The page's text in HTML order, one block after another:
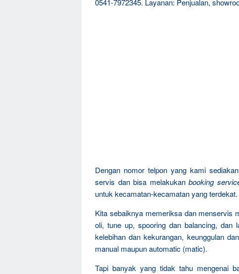
0541-7972345. Layanan: Penjualan,
Dengan nomor telpon yang kami
servis dan bisa melakukanbooking
untuk kecamatan-kecamatan yang terdekat.
Kita sebaiknya memeriksa dan menservis
oli, tune up, spooring dan balancing, dan
kelebihan dan kekurangan, keunggulan
manual maupun automatic (matic).
Tapi banyak yang tidak tahu mengenai